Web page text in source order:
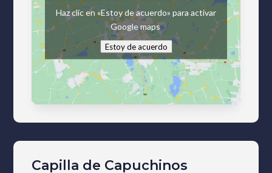
Haz clic en «Estoy de acuerdo» para activar
Google maps
Estoy de acuerdo
Capilla de Capuchinos